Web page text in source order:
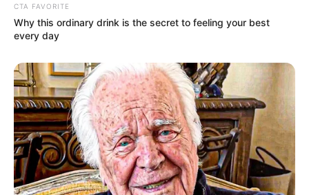
–
Keluarga
Ayah: –
Ibu: –
Saudara Laki-laki: –
Saudara Perempuan: 1
Pacar
CTA FAVORITE
Why this ordinary drink is the secret to feeling your best
every day